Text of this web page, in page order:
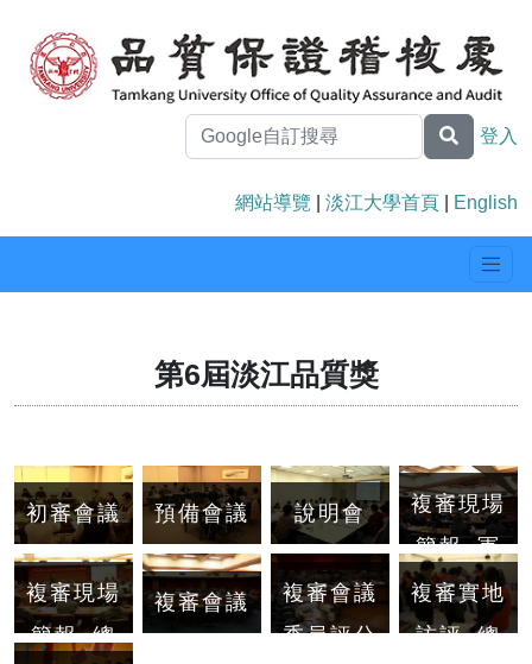
登入
網站導覽 淡江大學首頁 English
第6屆淡江品質獎
初審會議 預備會議 說明會
複審現場
簡報_軍
訓室
複審現場
簡報_總
複審會議
複審會議
委員評分
複審實地
訪評_總